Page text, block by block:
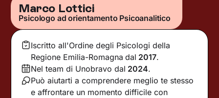
Marco Lottici
Psicologo ad orientamento Psicoanalitico
Iscritto all'Ordine degli Psicologi della
Regione Emilia-Romagna dal 2017.
Nel team di Unobravo dal 2024.
Può aiutarti a comprendere meglio te stesso
e affrontare un momento difficile con